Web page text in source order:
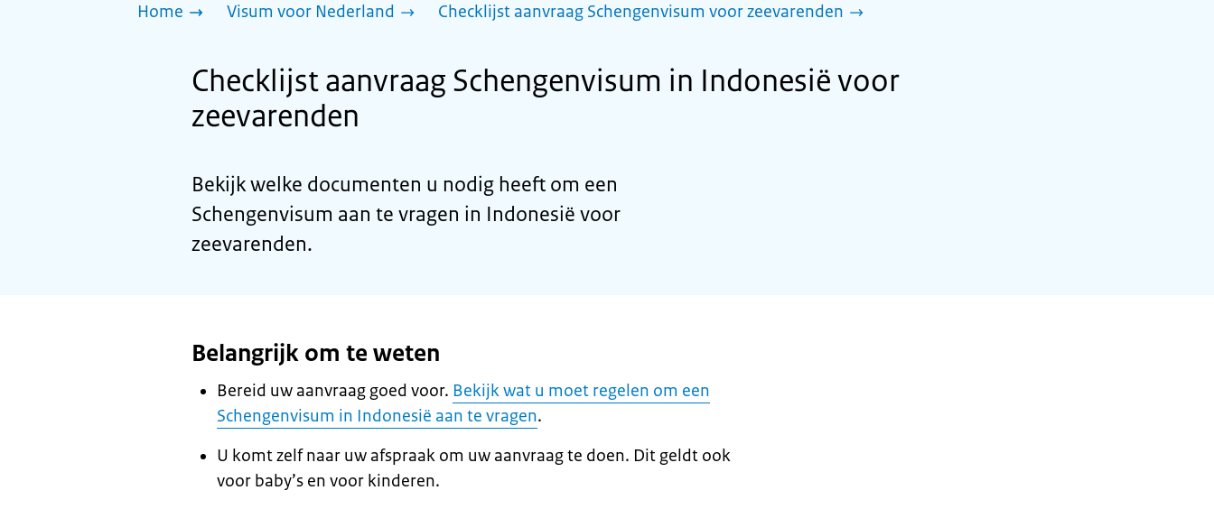
Home Visum voor Nederland Checklijst aanvraag Schengenvisum voor zeevarenden
Checklijst aanvraag Schengenvisum in Indonesië voor
zeevarenden
Bekijk welke documenten u nodig heeft om een
Schengenvisum aan te vragen in Indonesië voor
zeevarenden.
Belangrijk om te weten
Bereid uw aanvraag goed voor. Bekijk wat u moet regelen om een
Schengenvisum in Indonesië aan te vragen.
U komt zelf naar uw afspraak om uw aanvraag te doen. Dit geldt ook
voor baby’s en voor kinderen.